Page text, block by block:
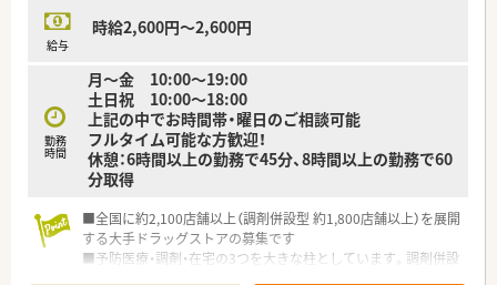
給与
時給2,600円～2,600円
勤務
時間
月～金 10:00～19:00
土日祝 10:00～18:00
上記の中でお時間帯・曜日のご相談可能
フルタイム可能な方歓迎！
休憩：6時間以上の勤務で45分、8時間以上の勤務で60
分取得
■全国に約2,100店舗以上（調剤併設型 約1,800店舗以上）を展開
する大手ドラッグストアの募集です
■予防医療・調剤・在宅の3つを大きな柱としています。調剤併設